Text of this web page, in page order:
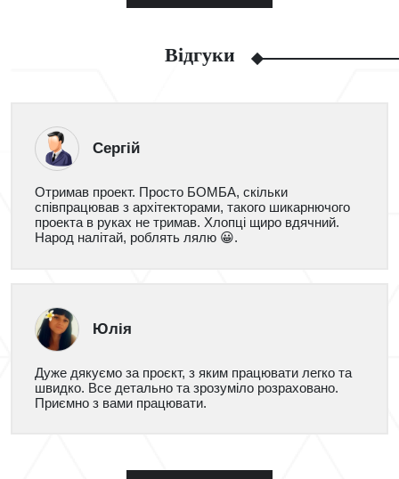
Відгуки
Сергій
Отримав проект. Просто БОМБА, скільки
співпрацював з архітекторами, такого шикарнючого
проекта в руках не тримав. Хлопці щиро вдячний.
Народ налітай, роблять лялю 😀.
Юлія
Дуже дякуємо за проєкт, з яким працювати легко та
швидко. Все детально та зрозуміло розраховано.
Приємно з вами працювати.